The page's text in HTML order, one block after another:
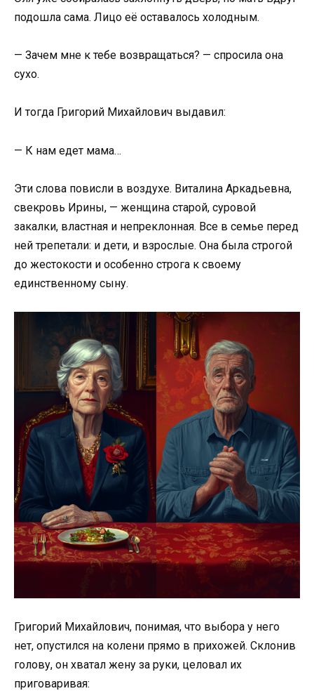
подошла сама. Лицо её оставалось холодным.
— Зачем мне к тебе возвращаться? — спросила она
сухо.
И тогда Григорий Михайлович выдавил:
— К нам едет мама…
Эти слова повисли в воздухе. Виталина Аркадьевна,
свекровь Ирины, — женщина старой, суровой
закалки, властная и непреклонная. Все в семье перед
ней трепетали: и дети, и взрослые. Она была строгой
до жестокости и особенно строга к своему
единственному сыну.
Григорий Михайлович, понимая, что выбора у него
нет, опустился на колени прямо в прихожей. Склонив
голову, он хватал жену за руки, целовал их
приговаривая: